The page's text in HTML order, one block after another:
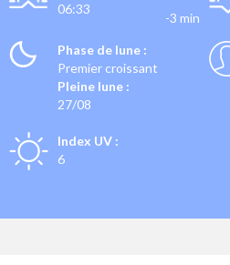
06:33
-3 min
Phase de lune :
Premier croissant
Pleine lune :
27/08
Index UV :
6